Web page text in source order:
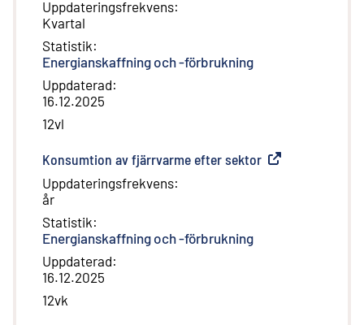
Uppdateringsfrekvens:
Kvartal
Statistik:
Energianskaffning och -förbrukning
Uppdaterad:
16.12.2025
12vl
Konsumtion av fjärrvarme efter sektor Extern länk
Uppdateringsfrekvens:
år
Statistik:
Energianskaffning och -förbrukning
Uppdaterad:
16.12.2025
12vk